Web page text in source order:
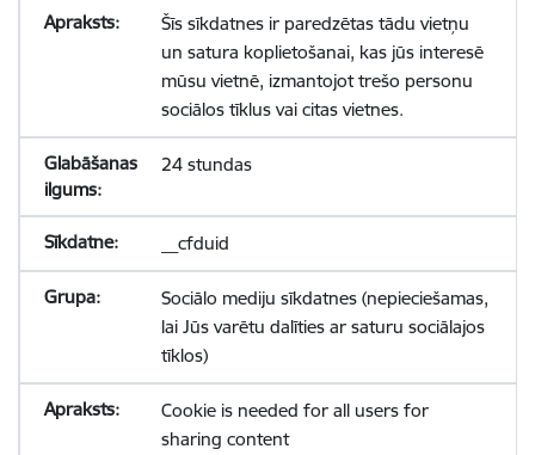
Šīs sīkdatnes ir paredzētas tādu vietņu
un satura koplietošanai, kas jūs interesē
mūsu vietnē, izmantojot trešo personu
sociālos tīklus vai citas vietnes.
24 stundas
__cfduid
Sociālo mediju sīkdatnes (nepieciešamas,
lai Jūs varētu dalīties ar saturu sociālajos
tīklos)
Cookie is needed for all users for
sharing content